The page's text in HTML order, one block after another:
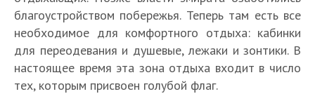
благоустройством побережья. Теперь там есть все
необходимое для комфортного отдыха: кабинки
для переодевания и душевые, лежаки и зонтики. В
настоящее время эта зона отдыха входит в число
тех, которым присвоен голубой флаг.